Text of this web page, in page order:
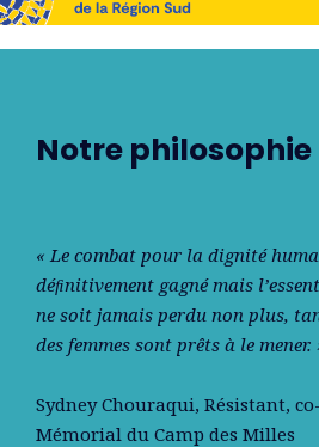
Notre philosophie
« Le combat pour la dignité
déﬁnitivement gagné mais
ne soit jamais perdu non plus,
des femmes sont prêts à le mener.
Sydney Chouraqui, Résistant,
Mémorial du Camp des Milles